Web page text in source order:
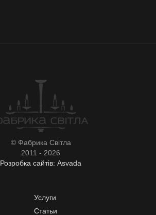
© Фабрика Світла
2011 - 2026
Розробка сайтів: Asvada
Услуги
Статьи